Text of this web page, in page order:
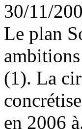
30/11/
Le plan
ambitions
(1). La
en 2006